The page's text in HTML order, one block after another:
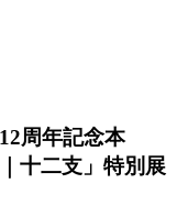
周年記念本
十二支」特別展